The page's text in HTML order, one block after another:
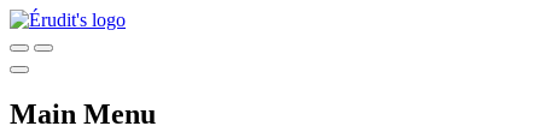
Main Menu